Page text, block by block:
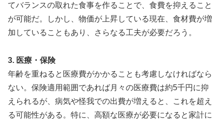
てバランスの取れた食事を作ることで、食費を抑えること
が可能だ。しかし、物価が上昇している現在、食材費が増
加していることもあり、さらなる工夫が必要だろう。
3. 医療・保険
年齢を重ねると医療費がかかることも考慮しなければなら
ない。保険適用範囲であれば月々の医療費は約5千円に抑
えられるが、病気や怪我での出費が増えると、これを超え
る可能性がある。特に、高額な医療が必要になると家計に